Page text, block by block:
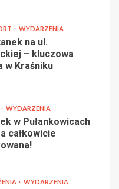
WYDARZENIA
na ul.
– kluczowa
w Kraśniku
WYDARZENIA
w Pułankowicach
całkowicie
WYDARZENIA